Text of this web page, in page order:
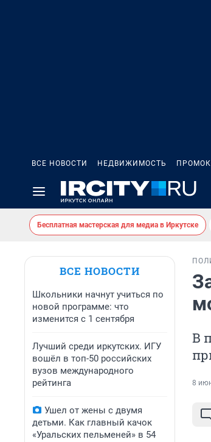
ВСЕ НОВОСТИ НЕДВИЖИМОСТЬ
Бесплатная мастерская для медиа в Иркутске
ВСЕ НОВОСТИ
Школьники начнут учиться по
новой программе: что
изменится с 1 сентября
Лучший среди иркутских. ИГУ
вошёл в топ-50 российских
вузов международного
рейтинга
Ушел от жены с двумя
детьми. Как главный качок
«Уральских пельменей» в 54
В
8